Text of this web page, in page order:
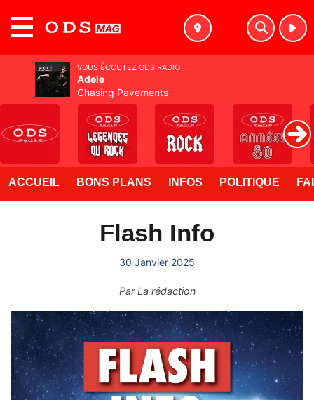
ACCUEIL BONS PLANS INFOS POLITIQUE
Flash Info
30 Janvier 2025
ParLa rédaction
VOUS ÉCOUTEZ ODS RADIO
Adele
Chasing Pavements